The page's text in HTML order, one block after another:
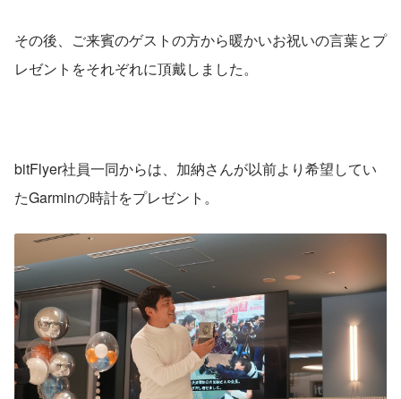
その後、ご来賓のゲストの方から暖かいお祝いの言葉とプ
レゼントをそれぞれに頂戴しました。
bitFlyer社員一同からは、加納さんが以前より希望してい
たGarminの時計をプレゼント。